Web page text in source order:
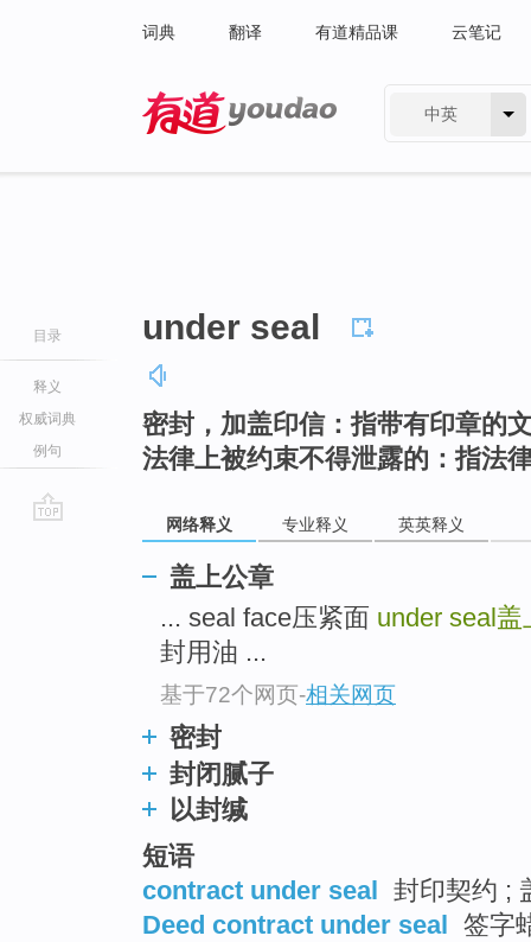
词典 翻译 有道精品课 云笔记
中英
目录
释义
权威词典
例句
under seal
密封，加盖印信：指带有印章的
法律上被约束不得泄露的：指法
网络释义 专业释义 英英释义
盖上公章
... seal face压紧面 under seal盖
封用油 ...
基于72个网页-相关网页
密封
封闭腻子
以封缄
短语
contract under seal 封印契约 ;
Deed contract under seal 签字